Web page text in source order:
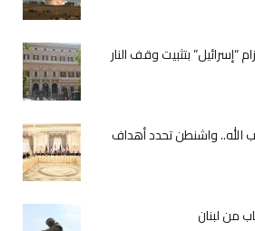
“إسرائيل” بتثبيت وقف النار
الله.. واشنطن تحدد أهداف
من لبنان